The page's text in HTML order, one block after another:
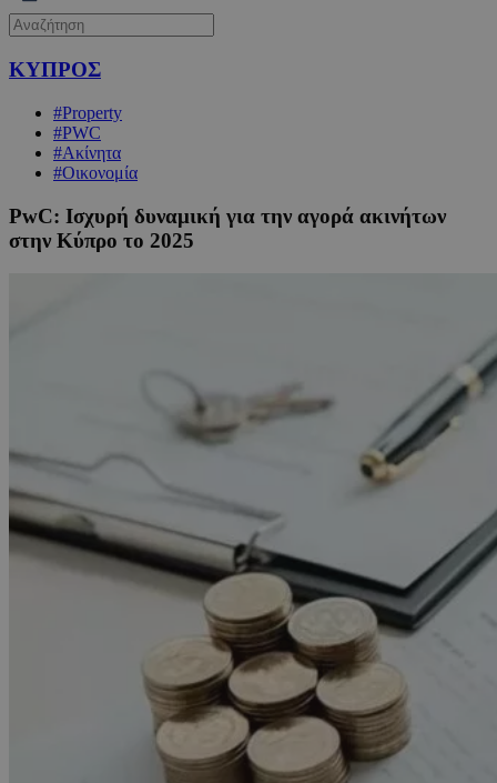
ΚΥΠΡΟΣ
#Property
#PWC
#Ακίνητα
#Οικονομία
PwC: Ισχυρή δυναμική για την αγορά ακινήτων
στην Κύπρο το 2025